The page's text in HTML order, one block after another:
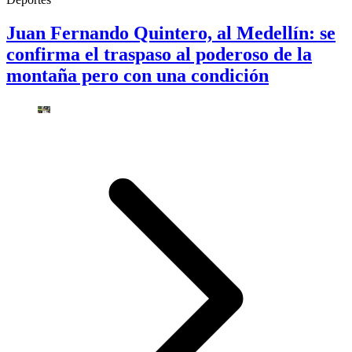
Juan Fernando Quintero, al Medellín: se
confirma el traspaso al poderoso de la
montaña pero con una condición